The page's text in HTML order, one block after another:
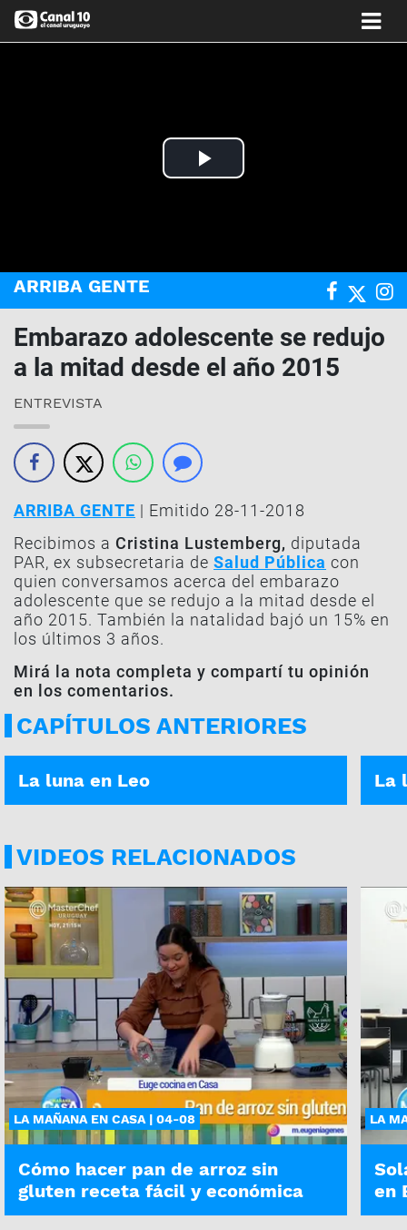
Play
ARRIBA GENTE
Embarazo adolescente se redujo
a la mitad desde el año 2015
ENTREVISTA
ARRIBA GENTE | Emitido 28-11-2018
Recibimos a Cristina Lustemberg, diputada
PAR, ex subsecretaria de Salud Pública con
quien conversamos acerca del embarazo
adolescente que se redujo a la mitad desde el
año 2015. También la natalidad bajó un 15% en
los últimos 3 años.
Mirá la nota completa y compartí tu opinión
en los comentarios.
CAPÍTULOS ANTERIORES
ASÍ ES TU DÍA | 05-01-2026
La luna en Leo La
VIDEOS RELACIONADOS
LA MAÑANA EN CASA | 04-08
Cómo hacer pan de arroz sin
gluten receta fácil y económica
LA
en